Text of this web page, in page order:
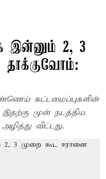
இன்னும் 2, 3
தாக்குவோம்:
கட்டமைப்புகளின்
இதற்கு முன் நடத்திய
விட்டது.